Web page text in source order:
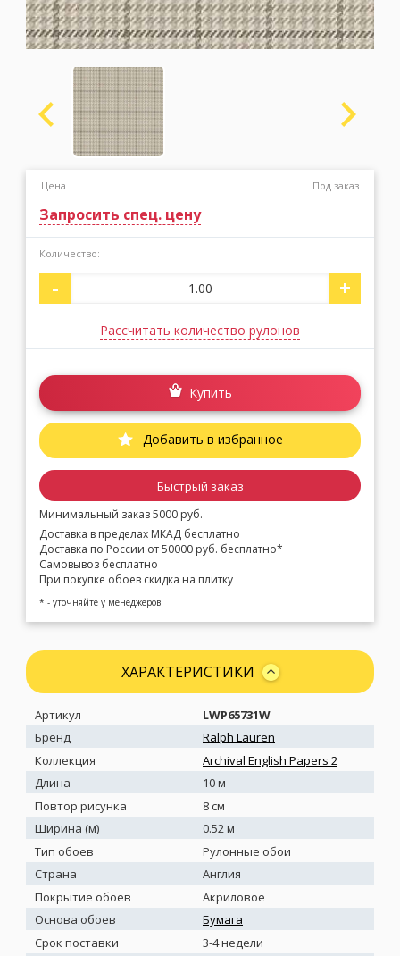
Цена Под заказ
Запросить спец. цену
Количество:
- +
Рассчитать количество рулонов
Купить
Добавить в избранное
Быстрый заказ
Минимальный заказ 5000 руб.
Доставка в пределах МКАД бесплатно
Доставка по России от 50000 руб. бесплатно*
Самовывоз бесплатно
При покупке обоев скидка на плитку
* - уточняйте у менеджеров
ХАРАКТЕРИСТИКИ
Артикул
LWP65731W
Бренд
Ralph Lauren
Коллекция
Archival English Papers 2
Длина
10 м
Повтор рисунка
8 см
Ширина (м)
0.52 м
Тип обоев
Рулонные обои
Страна
Англия
Покрытие обоев
Акриловое
Основа обоев
Бумага
Срок поставки
3-4 недели